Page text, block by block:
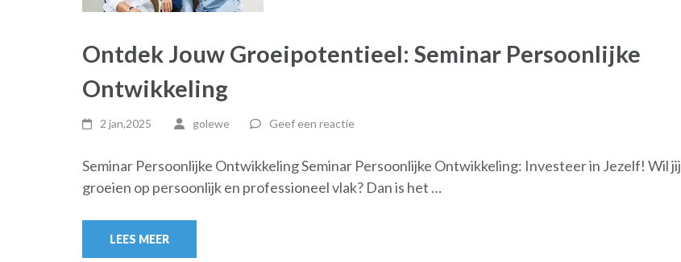
Ontdek Jouw Groeipotentieel: Seminar Persoonlijke
Ontwikkeling
2 jan,2025 golewe Geef een reactie
Seminar Persoonlijke Ontwikkeling Seminar Persoonlijke Ontwikkeling: Investeer in Jezelf! Wil jij
groeien op persoonlijk en professioneel vlak? Dan is het …
LEES MEER